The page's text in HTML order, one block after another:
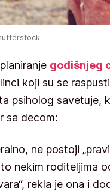
godišnjeg
koji su se
psiholog savetuje,
sa decom:
ne postoji
nekim roditeljima
rekla je ona i